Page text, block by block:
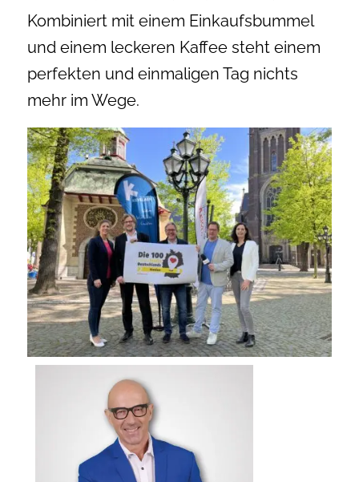
Kombiniert mit einem Einkaufsbummel
und einem leckeren Kaffee steht einem
perfekten und einmaligen Tag nichts
mehr im Wege.